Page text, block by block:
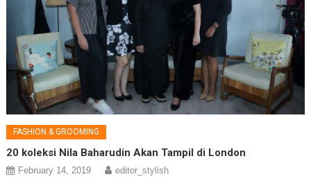
FASHION & GROOMING
20 koleksi Nila Baharudin Akan Tampil di London
February 14, 2019 editor_stylish